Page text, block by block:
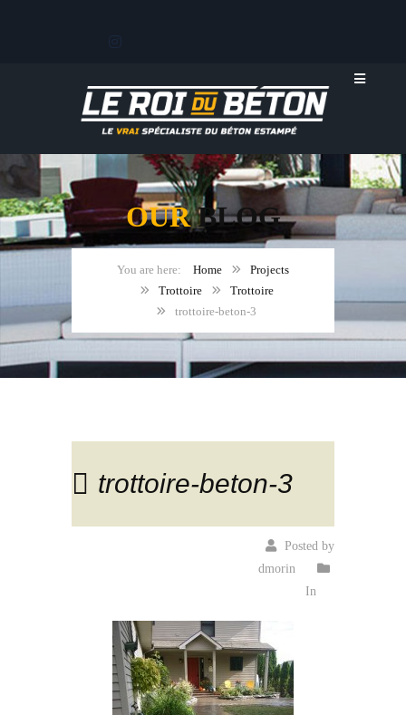
OURBLOG
Home
Projects
Trottoire
Trottoire
trottoire-beton-3
trottoire-beton-3
Posted by
dmorin
In